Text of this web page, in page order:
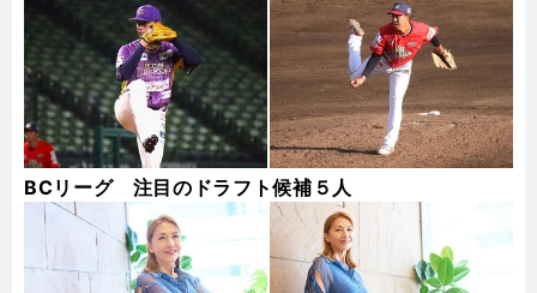
BCリーグ 注目のドラフト候補５人